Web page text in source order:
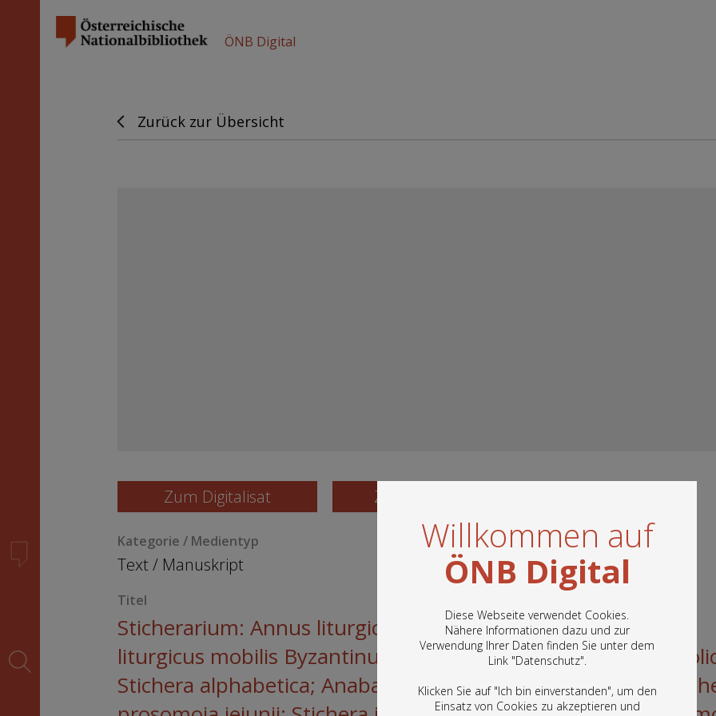
Willkommen auf
ÖNB Digital
Diese Webseite verwendet Cookies.
Nähere Informationen dazu und zur
Verwendung Ihrer Daten finden Sie unter dem
Link "Datenschutz".
Klicken Sie auf "Ich bin einverstanden", um den
Einsatz von Cookies zu akzeptieren und
In diesem Portal finden Sie die digitalen
Bestände der Österreichischen
Grafiken und vieles mehr.
ÖNB Digital
Zurück zur Übersicht
Zum Digitalisat Zum Katalogisat
Kategorie / Medientyp
Text/ Manuskript
Titel
Sticherarium: Annus liturgicus immobilis Byzantinus; Annus
liturgicus mobilis Byzantinus; Pentecostarium; Stichera
Stichera alphabetica; Anabathmoi; Heothina anastasima;